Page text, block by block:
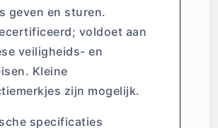
geven en sturen.
voldoet aan
veiligheids- en
Kleine
zijn mogelijk.
specificaties